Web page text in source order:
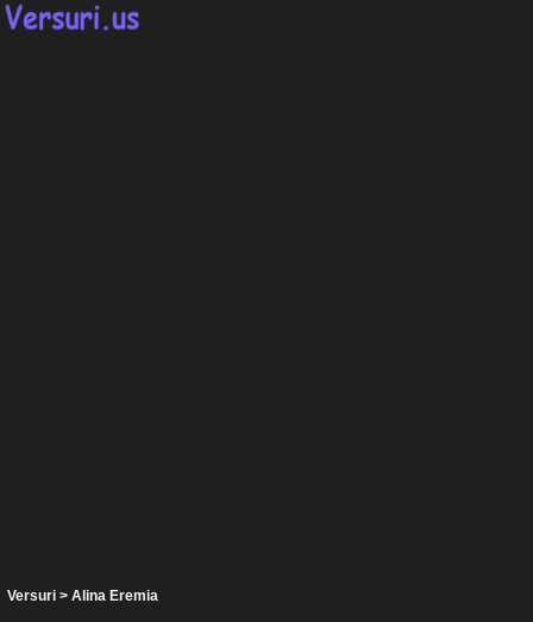
Versuri > Alina Eremia